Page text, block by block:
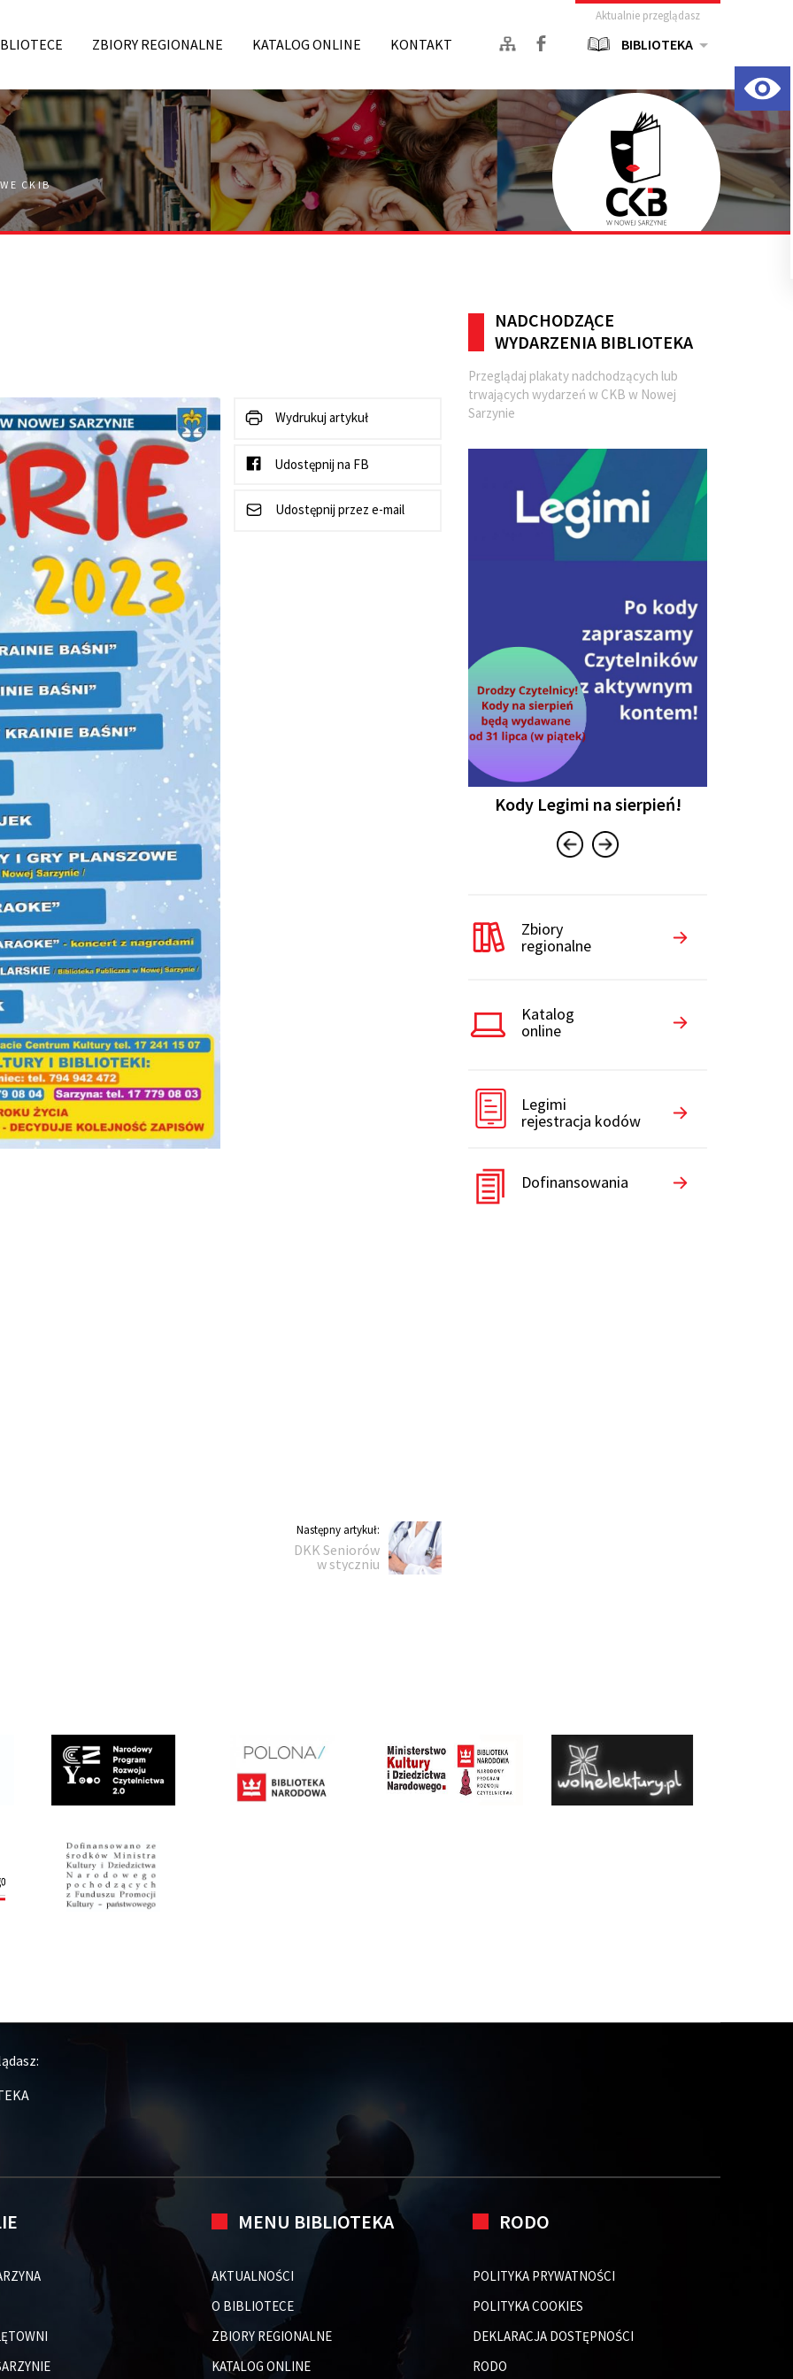
ZBIORY REGIONALNE KATALOG ONLINE KONTAKT
Aktualnie przeglądasz
BIBLIOTEKA
CKIB
Wydrukuj artykuł
Udostępnij na FB
Udostępnij przez e-mail
Następny artykuł:
Następny
artykuł:
DKK Seniorów
w styczniu
NADCHODZĄCE
WYDARZENIA BIBLIOTEKA
Przeglądaj plakaty nadchodzących lub
trwających wydarzeń w CKB w Nowej
Sarzynie
Kody Legimi na sierpień! Kody Legimi na sierpień!
Zbiory
regionalne
Katalog
online
Legimi
rejestracja kodów
Dofinansowania
MENU BIBLIOTEKA
AKTUALNOŚCI
O BIBLIOTECE
ZBIORY REGIONALNE
KATALOG ONLINE
RODO
POLITYKA PRYWATNOŚCI
POLITYKA COOKIES
DEKLARACJA DOSTĘPNOŚCI
RODO